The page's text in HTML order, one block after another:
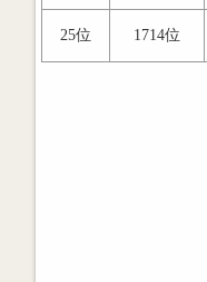
25位 1714位